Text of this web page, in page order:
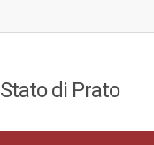
di Prato